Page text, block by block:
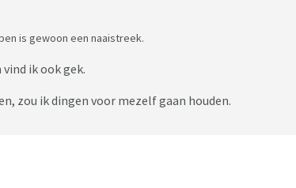
is gewoon een naaistreek.
ik ook gek.
zou ik dingen voor mezelf gaan houden.